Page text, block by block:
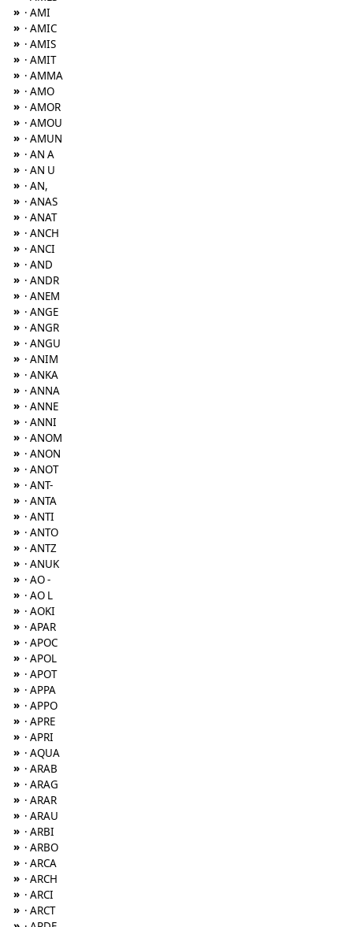
» · AMI
» · AMIC
» · AMIS
» · AMIT
» · AMMA
» · AMO
» · AMOR
» · AMOU
» · AMUN
» · AN A
» · AN U
» · AN,
» · ANAS
» · ANAT
» · ANCH
» · ANCI
» · AND
» · ANDR
» · ANEM
» · ANGE
» · ANGR
» · ANGU
» · ANIM
» · ANKA
» · ANNA
» · ANNE
» · ANNI
» · ANOM
» · ANON
» · ANOT
» · ANT-
» · ANTA
» · ANTI
» · ANTO
» · ANTZ
» · ANUK
» · AO -
» · AO L
» · AOKI
» · APAR
» · APOC
» · APOL
» · APOT
» · APPA
» · APPO
» · APRE
» · APRI
» · AQUA
» · ARAB
» · ARAG
» · ARAR
» · ARAU
» · ARBI
» · ARBO
» · ARCA
» · ARCH
» · ARCI
» · ARCT